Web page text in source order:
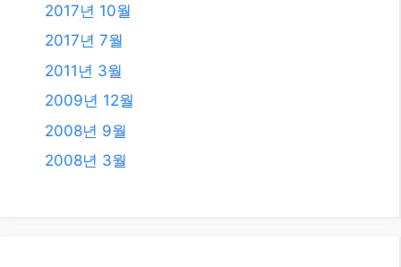
2017년 10월
2017년 7월
2011년 3월
2009년 12월
2008년 9월
2008년 3월